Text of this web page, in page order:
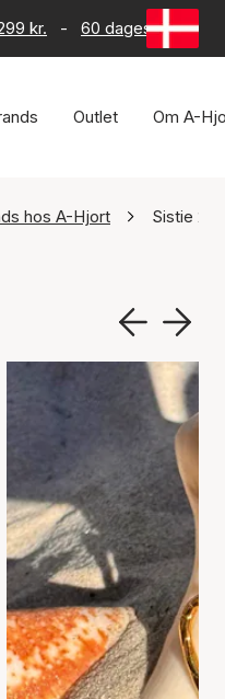
kr. - 60 dages returret
Outlet Om A-
hos A-Hjort Sistie 2nd